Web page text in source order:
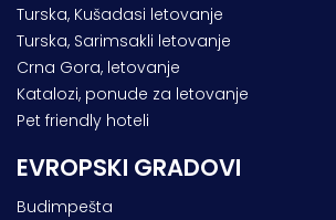
Turska, Kušadasi letovanje
Turska, Sarimsakli letovanje
Crna Gora, letovanje
Katalozi, ponude za letovanje
Pet friendly hoteli
EVROPSKI GRADOVI
Budimpešta